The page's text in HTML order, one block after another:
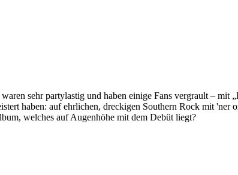
sehr partylastig und haben einige Fans vergrault –
haben: auf ehrlichen, dreckigen Southern Rock mit
welches auf Augenhöhe mit dem Debüt liegt?